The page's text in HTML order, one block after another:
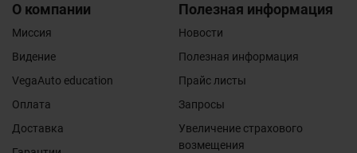
О компании
Миссия
Видение
VegaAuto education
Оплата
Доставка
Полезная информация
Новости
Полезная информация
Прайс листы
Запросы
Увеличение страхового
возмещения